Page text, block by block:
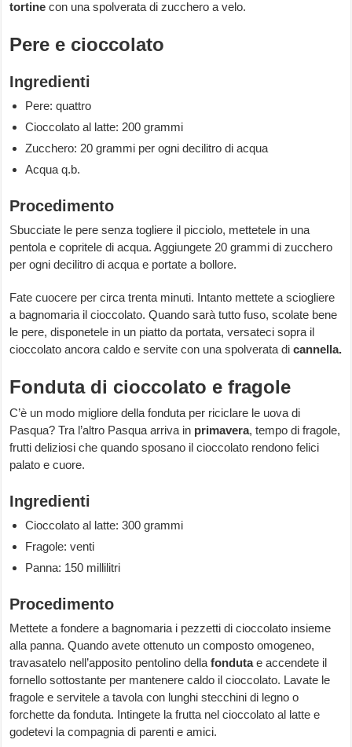
tortine con una spolverata di zucchero a velo.
Pere e cioccolato
Ingredienti
Pere: quattro
Cioccolato al latte: 200 grammi
Zucchero: 20 grammi per ogni decilitro di acqua
Acqua q.b.
Procedimento
Sbucciate le pere senza togliere il picciolo, mettetele in una
pentola e copritele di acqua. Aggiungete 20 grammi di zucchero
per ogni decilitro di acqua e portate a bollore.
Fate cuocere per circa trenta minuti. Intanto mettete a sciogliere
a bagnomaria il cioccolato. Quando sarà tutto fuso, scolate bene
le pere, disponetele in un piatto da portata, versateci sopra il
cioccolato ancora caldo e servite con una spolverata dicannella.
Fonduta di cioccolato e fragole
C’è un modo migliore della fonduta per riciclare le uova di
Pasqua? Tra l’altro Pasqua arriva in primavera, tempo di fragole,
frutti deliziosi che quando sposano il cioccolato rendono felici
palato e cuore.
Ingredienti
Cioccolato al latte: 300 grammi
Fragole: venti
Panna: 150 millilitri
Procedimento
Mettete a fondere a bagnomaria i pezzetti di cioccolato insieme
alla panna. Quando avete ottenuto un composto omogeneo,
travasatelo nell’apposito pentolino della fondutae accendete il
fornello sottostante per mantenere caldo il cioccolato. Lavate le
fragole e servitele a tavola con lunghi stecchini di legno o
forchette da fonduta. Intingete la frutta nel cioccolato al latte e
godetevi la compagnia di parenti e amici.